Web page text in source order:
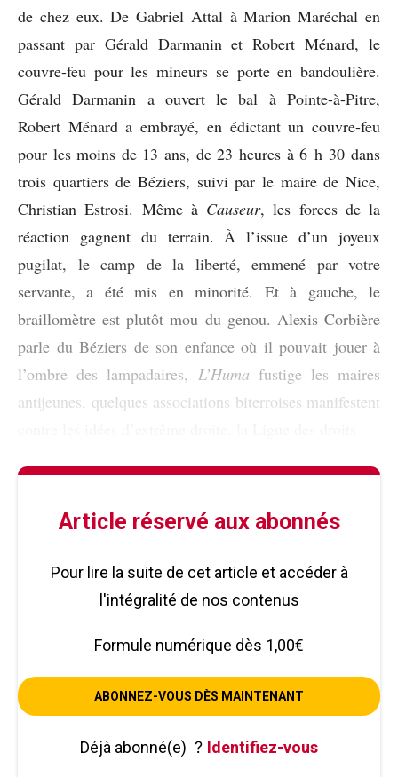
de chez eux. De Gabriel Attal à Marion Maréchal en
passant par Gérald Darmanin et Robert Ménard, le
couvre-feu pour les mineurs se porte en bandoulière.
Gérald Darmanin a ouvert le bal à Pointe-à-Pitre,
Robert Ménard a embrayé, en édictant un couvre-feu
pour les moins de 13 ans, de 23 heures à 6 h 30 dans
trois quartiers de Béziers, suivi par le maire de Nice,
Christian Estrosi. Même à Causeur, les forces de la
réaction gagnent du terrain. À l’issue d’un joyeux
pugilat, le camp de la liberté, emmené par votre
servante, a été mis en minorité. Et à gauche, le
braillomètre est plutôt mou du genou. Alexis Corbière
parle du Béziers de son enfance où il pouvait jouer à
l’ombre des lampadaires, L’Huma fustige les maires
antijeunes, quelques associations biterroises manifestent
Article réservé aux abonnés
Pour lire la suite de cet article et accéder à
l'intégralité de nos contenus
Formule numérique dès 1,00€
ABONNEZ-VOUS DÈS MAINTENANT
Déjà abonné(e) ? Identifiez-vous